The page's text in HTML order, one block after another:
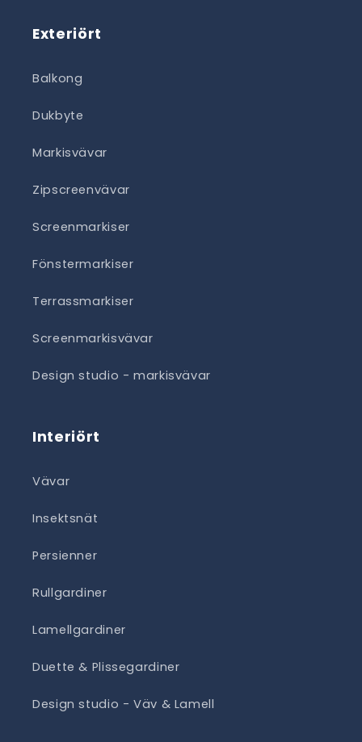
Exteriört
Balkong
Dukbyte
Markisvävar
Zipscreenvävar
Screenmarkiser
Fönstermarkiser
Terrassmarkiser
Screenmarkisvävar
Design studio - markisvävar
Interiört
Vävar
Insektsnät
Persienner
Rullgardiner
Lamellgardiner
Duette & Plissegardiner
Design studio - Väv & Lamell